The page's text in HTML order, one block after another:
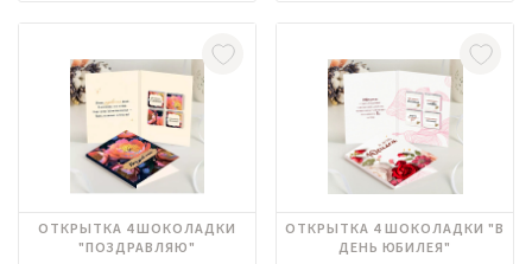
ОТКРЫТКА 4 ШОКОЛАДКИ
"ПОЗДРАВЛЯЮ"
ОТКРЫТКА 4 ШОКОЛАДКИ "В
ДЕНЬ ЮБИЛЕЯ"